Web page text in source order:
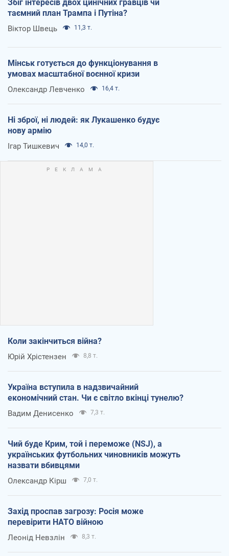
Збіг інтересів двох цинічних гравців чи
таємний план Трампа і Путіна?
Віктор Швець 11,3 т.
Мінськ готується до функціонування в
умовах масштабної воєнної кризи
Олександр Левченко 16,4 т.
Ні зброї, ні людей: як Лукашенко будує
нову армію
Ігар Тишкевич 14,0 т.
Коли закінчиться війна?
Юрій Хрістензен 8,8 т.
Україна вступила в надзвичайний
економічний стан. Чи є світло вкінці тунелю?
Вадим Денисенко 7,3 т.
Чий буде Крим, той і переможе (NSJ), а
українських футбольних чиновників можуть
назвати вбивцями
Олександр Кірш 7,0 т.
Захід проспав загрозу: Росія може
перевірити НАТО війною
Леонід Невзлін 8,3 т.